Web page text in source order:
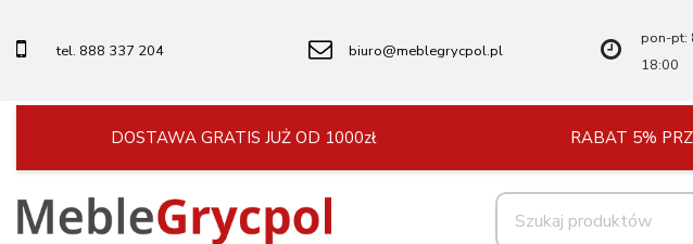
tel. 888 337 204 biuro@meblegrycpol.pl
pon-pt:
18:00
RABAT 5%
DOSTAWA GRATIS JUŻ OD 1000zł